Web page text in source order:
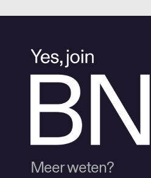
Meer weten?